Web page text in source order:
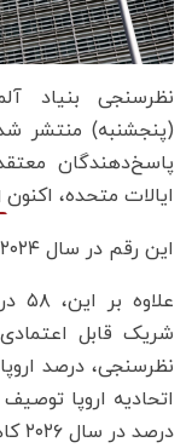
نظرسنجی بنیاد
پاسخ‌دهندگان
ایالات متحده، اکنون
این رقم در سال ۲۰۲۴، ۶۳ درصد بود.
شریک قابل اعتمادی
نظرسنجی، درصد
درصد در سال ۲۰۲۶ کاهش یافته است.